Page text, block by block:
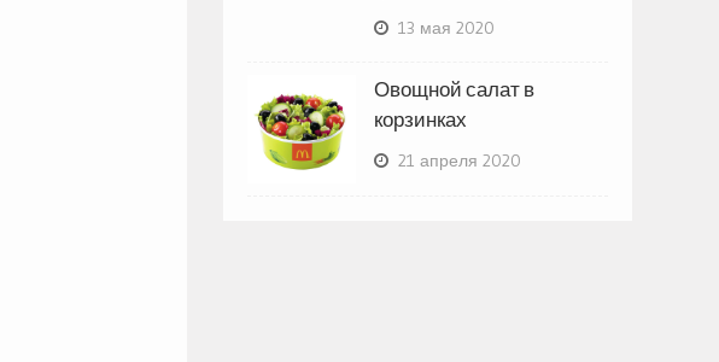
13 мая 2020
Овощной салат в
корзинках
21 апреля 2020